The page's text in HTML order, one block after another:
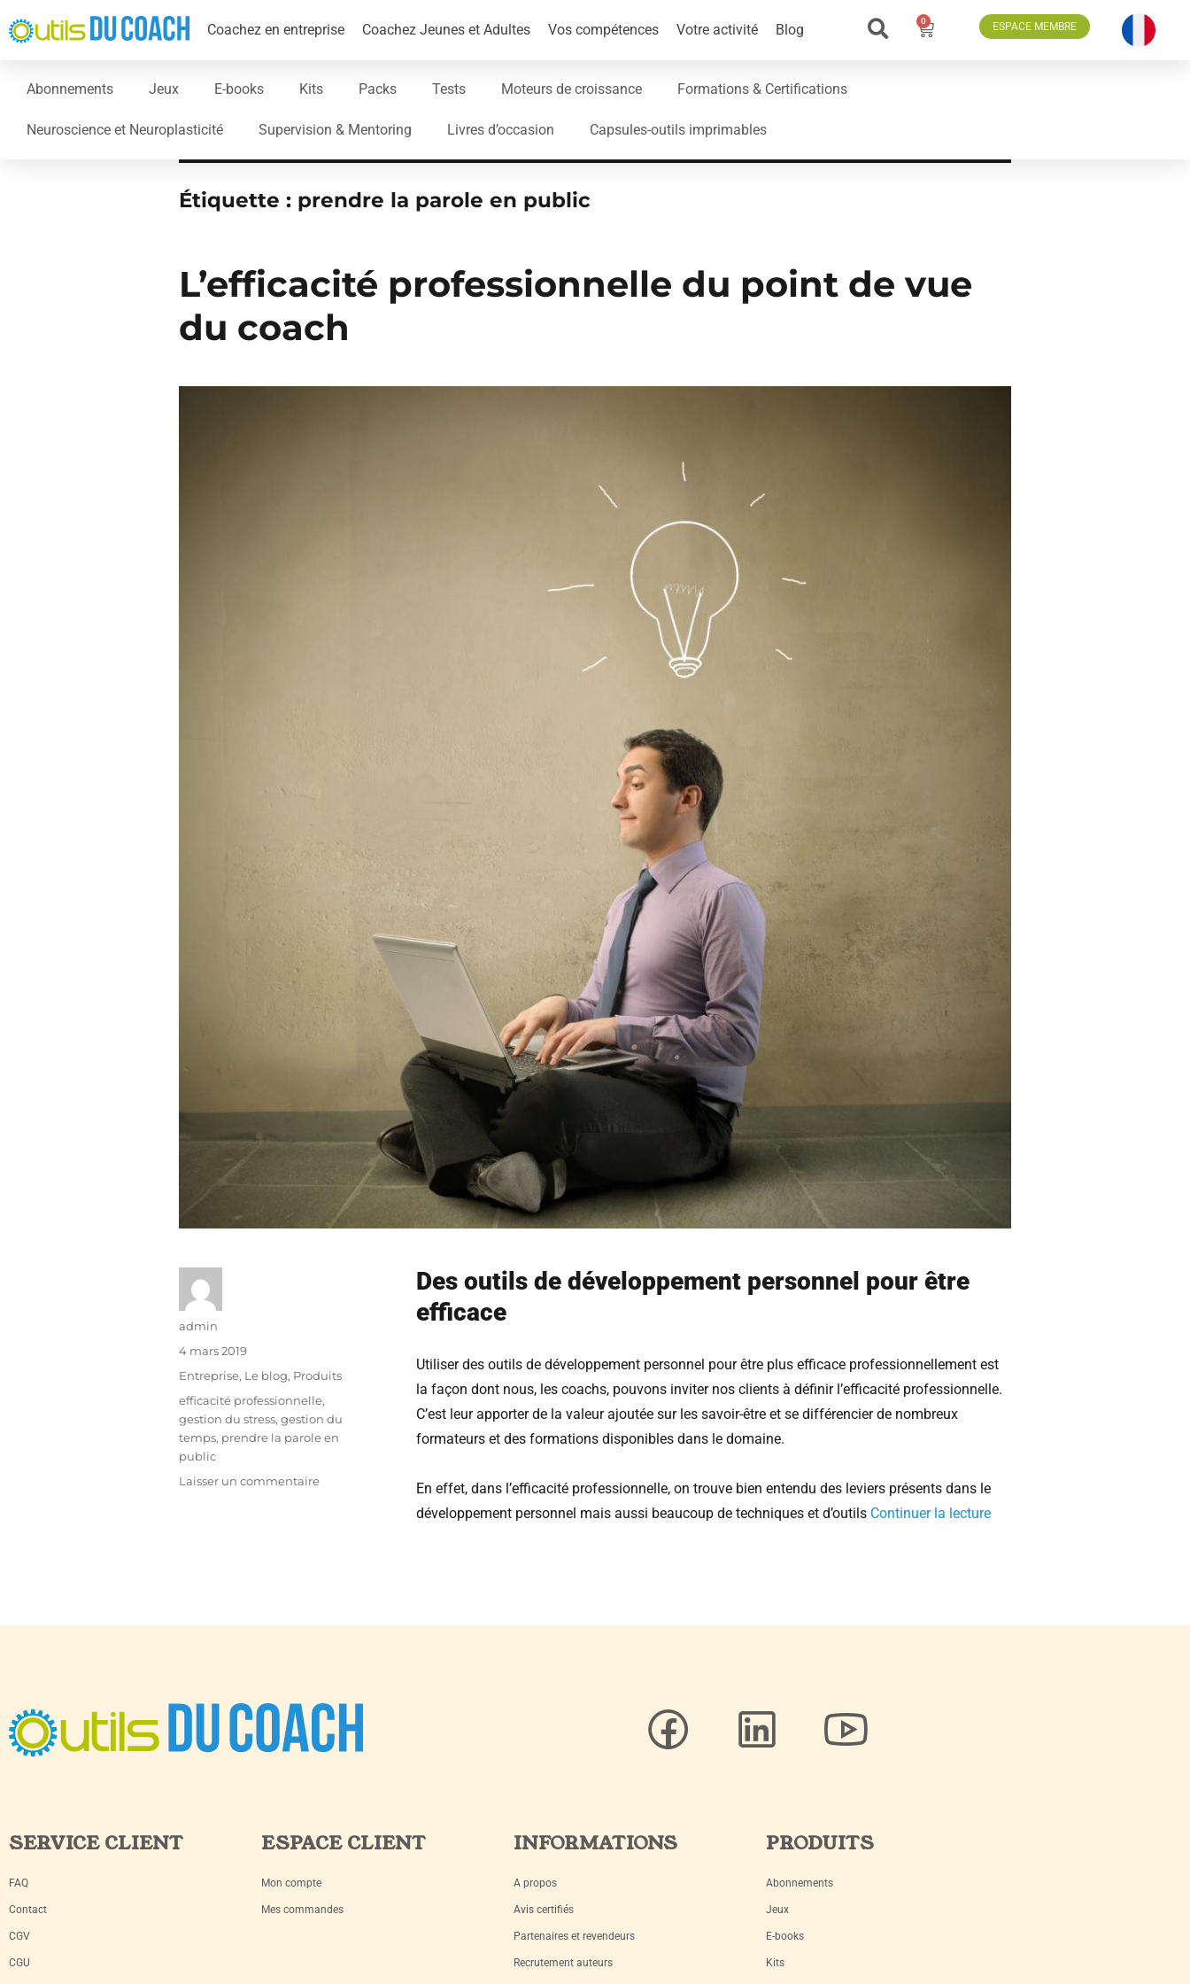
Coachez en entreprise Coachez Jeunes et Adultes Vos compétences Votre activité Blog
0 ESPACE MEMBRE
Abonnements Jeux E-books Kits Packs Tests Moteurs de croissance Formations & Certifications
Neuroscience et Neuroplasticité Supervision & Mentoring Livres d’occasion Capsules-outils imprimables
Étiquette : prendre la parole en public
L’efficacité professionnelle du point de vue
du coach
Des outils de développement personnel pour être
efficace
Utiliser des outils de développement personnel pour être plus efficace professionnellement est
la façon dont nous, les coachs, pouvons inviter nos clients à définir l’efficacité professionnelle.
C’est leur apporter de la valeur ajoutée sur les savoir-être et se différencier de nombreux
formateurs et des formations disponibles dans le domaine.
En effet, dans l’efficacité professionnelle, on trouve bien entendu des leviers présents dans le
développement personnel mais aussi beaucoup de techniques et d’outils Continuer la lecture
admin
4 mars 2019
Entreprise, Le blog, Produits
efficacité professionnelle,
gestion du stress, gestion du
temps, prendre la parole en
public
Laisser un commentaire
SERVICE CLIENT
FAQ
Contact
CGV
CGU
ESPACE CLIENT
Mon compte
Mes commandes
INFORMATIONS
A propos
Avis certifiés
Partenaires et revendeurs
Recrutement auteurs
PRODUITS
Abonnements
Jeux
E-books
Kits